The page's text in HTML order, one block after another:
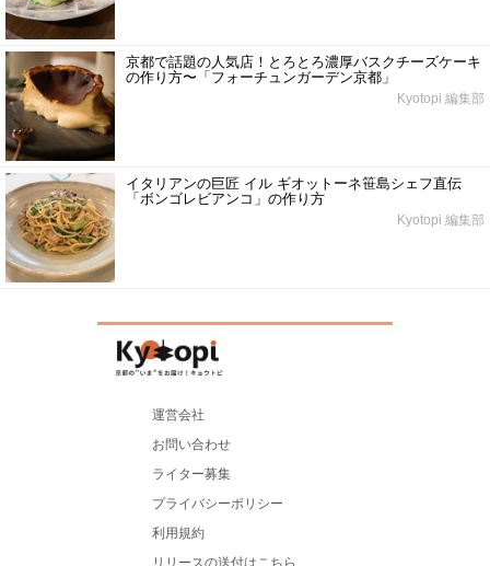
京都で話題の人気店！とろとろ濃厚バスクチーズケーキ
の作り方〜「フォーチュンガーデン京都」
Kyotopi 編集部
イタリアンの巨匠 イル ギオットーネ笹島シェフ直伝
「ボンゴレビアンコ」の作り方
Kyotopi 編集部
運営会社
お問い合わせ
ライター募集
プライバシーポリシー
利用規約